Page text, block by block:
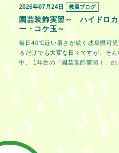
2026年07月24日 教員ブログ
園芸装飾実習～ ハイドロ
ー・コケ玉～
毎日40℃近い暑さが続く岐阜県可
るだけでも大変な日々ですが、そ
中、 1年生の「園芸装飾実習Ⅰ」の